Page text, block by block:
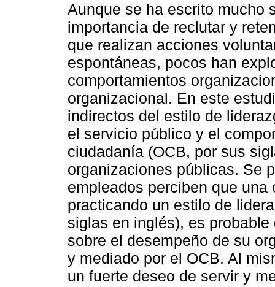
Aunque se ha escrito mucho
importancia de reclutar y
que realizan acciones
espontáneas, pocos han
comportamientos
organizacional. En este
indirectos del estilo de
el servicio público y el
ciudadanía (OCB, por sus
organizaciones públicas. Se
empleados perciben que
practicando un estilo de
siglas en inglés), es
sobre el desempeño de su
y mediado por el OCB. Al
un fuerte deseo de servir y